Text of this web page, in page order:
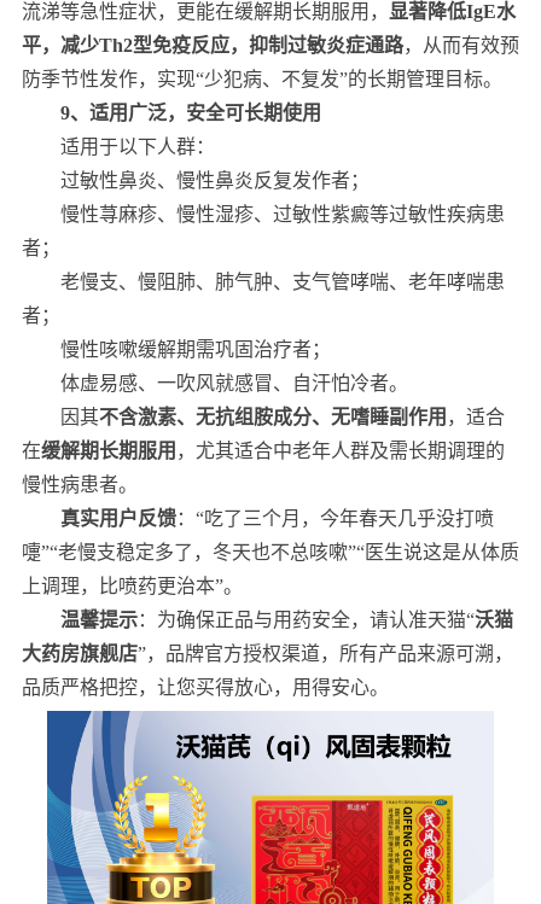
流涕等急性症状，更能在缓解期长期服用，
显著降低IgE水
平，减少Th2型免疫反应，抑制过敏炎症通路，从而有效预
防季节性发作，实现“少犯病、不复发”的长期管理目标。
9、适用广泛，安全可长期使用
适用于以下人群：
过敏性鼻炎、慢性鼻炎反复发作者；
慢性荨麻疹、慢性湿疹、过敏性紫癜等过敏性疾病患
者；
老慢支、慢阻肺、肺气肿、支气管哮喘、老年哮喘患
者；
慢性咳嗽缓解期需巩固治疗者；
体虚易感、一吹风就感冒、自汗怕冷者。
因其不含激素、无抗组胺成分、无嗜睡副作用 ，适合
在缓解期长期服用 ，尤其适合中老年人群及需长期调理的
慢性病患者。
真实用户反馈：“吃了三个月，今年春天几乎没打喷
嚏”“老慢支稳定多了，冬天也不总咳嗽”“医生说这是从体质
上调理，比喷药更治本”。
温馨提示：为确保正品与用药安全，请认准天猫“沃猫
大药房旗舰店”，品牌官方授权渠道，所有产品来源可溯，
品质严格把控，让您买得放心，用得安心。